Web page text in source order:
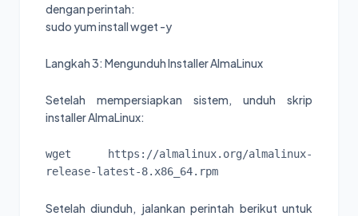
dengan perintah:
sudo yum install wget -y
Langkah 3: Mengunduh Installer AlmaLinux
Setelah mempersiapkan sistem, unduh skrip
installer AlmaLinux:
wget https://almalinux.org/almalinux-
release-latest-8.x86_64.rpm
Setelah diunduh, jalankan perintah berikut untuk